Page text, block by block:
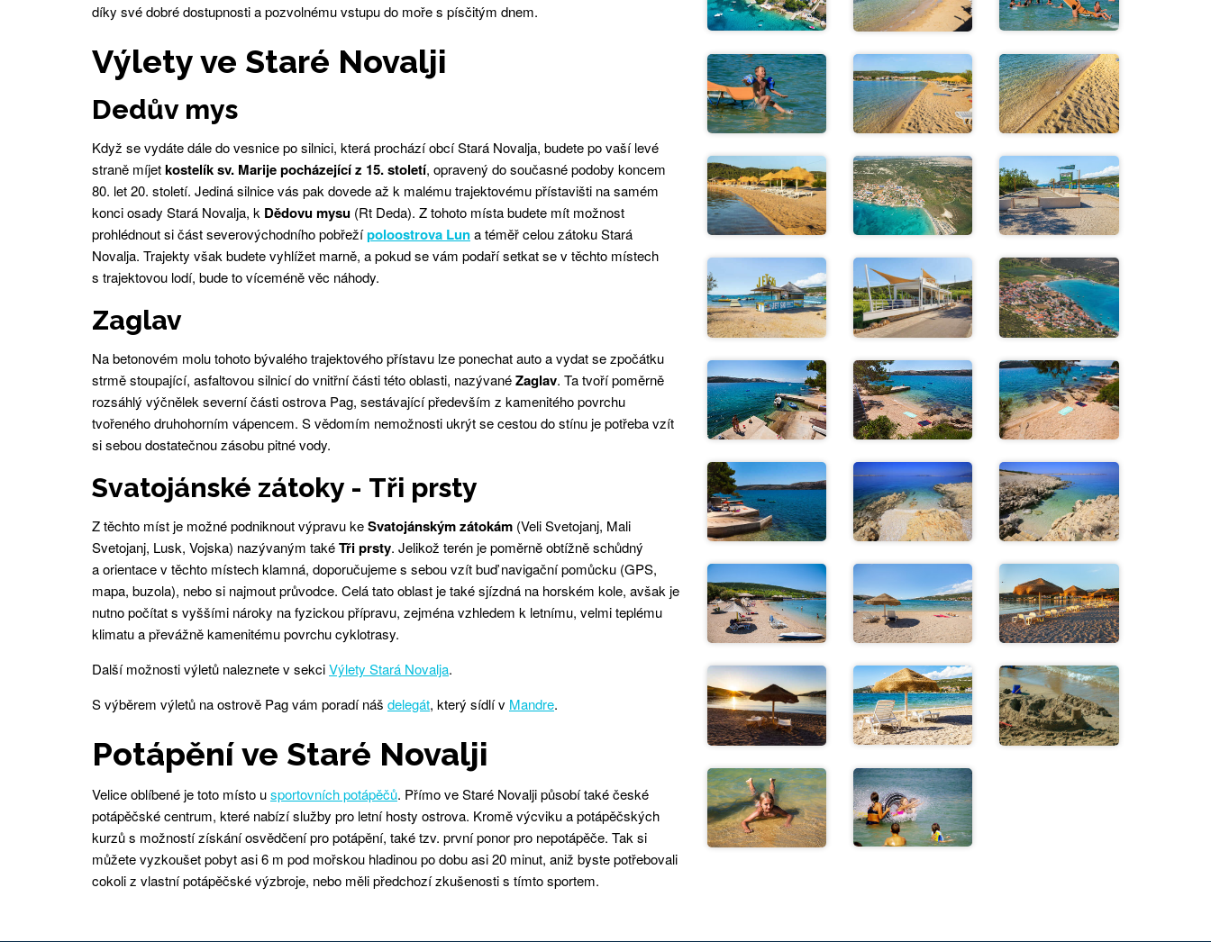
díky své dobré dostupnosti a pozvolnému vstupu do moře s písčitým dnem.
Výlety ve Staré Novalji
Dedův mys
Když se vydáte dále do vesnice po silnici, která prochází obcí Stará Novalja, budete po vaší levé
straně míjetkostelík sv. Marije pocházející z 15. století, opravený do současné podoby koncem
80. let 20. století. Jediná silnice vás pak dovede až k malému trajektovému přístavišti na samém
konci osady Stará Novalja, k Dědovu mysu (Rt Deda). Z tohoto místa budete mít možnost
prohlédnout si část severovýchodního pobřežípoloostrova Luna téměř celou zátoku Stará
Novalja. Trajekty však budete vyhlížet marně, a pokud se vám podaří setkat se v těchto místech
s trajektovou lodí, bude to víceméně věc náhody.
Zaglav
Na betonovém molu tohoto bývalého trajektového přístavu lze ponechat auto a vydat se zpočátku
strmě stoupající, asfaltovou silnicí do vnitřní části této oblasti, nazývanéZaglav. Ta tvoří poměrně
rozsáhlý výčnělek severní části ostrova Pag, sestávající především z kamenitého povrchu
tvořeného druhohorním vápencem. S vědomím nemožnosti ukrýt se cestou do stínu je potřeba vzít
si sebou dostatečnou zásobu pitné vody.
Svatojánské zátoky - Tři prsty
Z těchto míst je možné podniknout výpravu keSvatojánským zátokám (Veli Svetojanj, Mali
Svetojanj, Lusk, Vojska) nazývaným takéTři prsty. Jelikož terén je poměrně obtížně schůdný
a orientace v těchto místech klamná, doporučujeme s sebou vzít buď navigační pomůcku (GPS,
mapa, buzola), nebo si najmout průvodce. Celá tato oblast je také sjízdná na horském kole, avšak je
nutno počítat s vyššími nároky na fyzickou přípravu, zejména vzhledem k letnímu, velmi teplému
klimatu a převážně kamenitému povrchu cyklotrasy.
Další možnosti výletů naleznete v sekciVýlety Stará Novalja.
S výběrem výletů na ostrově Pag vám poradí náš delegát, který sídlí v Mandre.
Potápění ve Staré Novalji
Velice oblíbené je toto místo usportovních potápěčů. Přímo ve Staré Novalji působí také české
potápěčské centrum, které nabízí služby pro letní hosty ostrova. Kromě výcviku a potápěčských
kurzů s možností získání osvědčení pro potápění, také tzv. první ponor pro nepotápěče. Tak si
můžete vyzkoušet pobyt asi 6 m pod mořskou hladinou po dobu asi 20 minut, aniž byste potřebovali
cokoli z vlastní potápěčské výzbroje, nebo měli předchozí zkušenosti s tímto sportem.